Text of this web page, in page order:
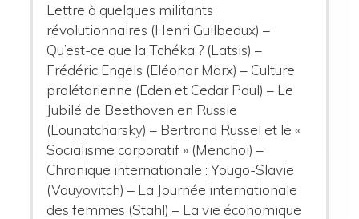
Lettre à quelques militants
révolutionnaires (Henri Guilbeaux) –
Qu’est-ce que la Tchéka ? (Latsis) –
Frédéric Engels (Eléonor Marx) – Culture
prolétarienne (Eden et Cedar Paul) – Le
Jubilé de Beethoven en Russie
(Lounatcharsky) – Bertrand Russel et le «
Socialisme corporatif » (Menchoï) –
Chronique internationale : Yougo-Slavie
(Vouyovitch) – La Journée internationale
des femmes (Stahl) – La vie économique